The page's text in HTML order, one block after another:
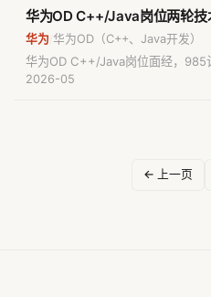
库索引类型、RabbitMQ消息可靠
计。
华为OD C++/Java岗位两轮技
华为 华为OD（C++、Java开发）
华为OD C++/Java岗位面经，985
经历，机考C++、技术一面手撕旋
2026-05
← 上一页